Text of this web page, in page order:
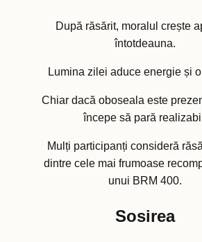
După răsărit, moralul crește
întotdeauna.
Lumina zilei aduce energie și
Chiar dacă oboseala este
începe să pară
Mulți participanți consideră
dintre cele mai frumoase
unui BRM 400.
Sosirea